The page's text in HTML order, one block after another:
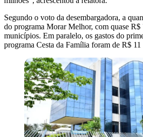
Segundo o voto da desembargadora, a
do programa Morar Melhor, com quase R$
municípios. Em paralelo, os gastos do
programa Cesta da Família foram de R$ 11